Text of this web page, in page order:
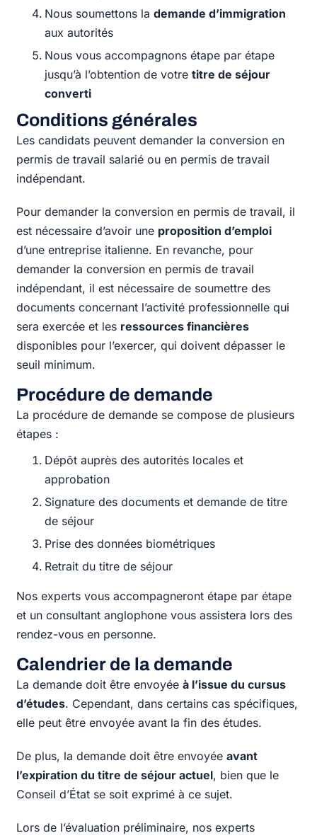
Nous soumettons lademande d’immigration
aux autorités
Nous vous accompagnons étape par étape
jusqu’à l’obtention de votretitre de séjour
converti
Conditions générales
Les candidats peuvent demander la conversion en
permis de travail salarié ou en permis de travail
indépendant.
Pour demander la conversion en permis de travail, il
est nécessaire d’avoir une proposition d’emploi
d’une entreprise italienne. En revanche, pour
demander la conversion en permis de travail
indépendant, il est nécessaire de soumettre des
documents concernant l’activité professionnelle qui
sera exercée et les ressources financières
disponibles pour l’exercer, qui doivent dépasser le
seuil minimum.
Procédure de demande
La procédure de demande se compose de plusieurs
étapes :
Dépôt auprès des autorités locales et
approbation
Signature des documents et demande de titre
de séjour
Prise des données biométriques
Retrait du titre de séjour
Nos experts vous accompagneront étape par étape
et un consultant anglophone vous assistera lors des
rendez-vous en personne.
Calendrier de la demande
La demande doit être envoyéeà l’issue du cursus
d’études. Cependant, dans certains cas spécifiques,
elle peut être envoyée avant la fin des études.
De plus, la demande doit être envoyéeavant
l’expiration du titre de séjour actuel, bien que le
Conseil d’État se soit exprimé à ce sujet.
Lors de l’évaluation préliminaire, nos experts